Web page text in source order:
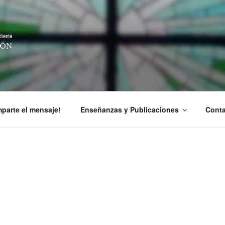
EN CRISTO
el mensaje! Enseñanzas y Publicaciones